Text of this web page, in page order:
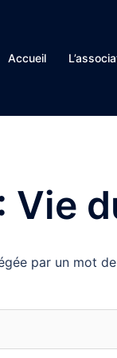
Accueil
Vie
par un mot